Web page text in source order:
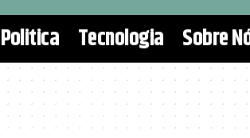
Politica Tecnologia Sobre